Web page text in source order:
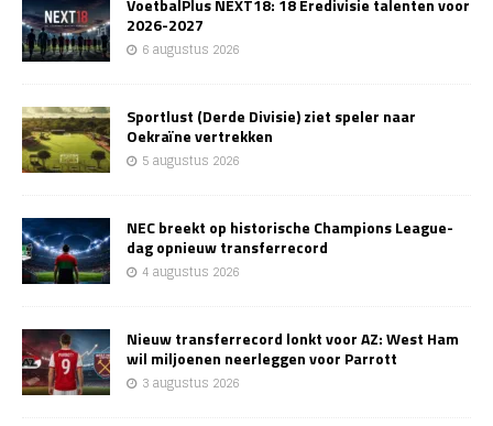
VoetbalPlus NEXT18: 18 Eredivisie talenten voor
2026-2027
6 augustus 2026
Sportlust (Derde Divisie) ziet speler naar
Oekraïne vertrekken
5 augustus 2026
NEC breekt op historische Champions League-
dag opnieuw transferrecord
4 augustus 2026
Nieuw transferrecord lonkt voor AZ: West Ham
wil miljoenen neerleggen voor Parrott
3 augustus 2026